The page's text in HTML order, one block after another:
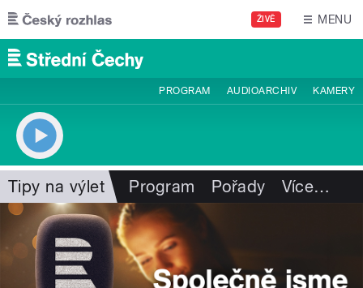
Přejít k hlavnímu obsahu
ŽIVĚ MENU
PROGRAM AUDIOARCHIV KAMERY
Tipy na výlet Program Pořady Více…